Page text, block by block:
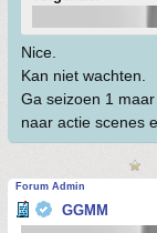
Nice.
Kan niet wachten.
Ga seizoen 1
naar actie scenes
Forum Admin
GGMM